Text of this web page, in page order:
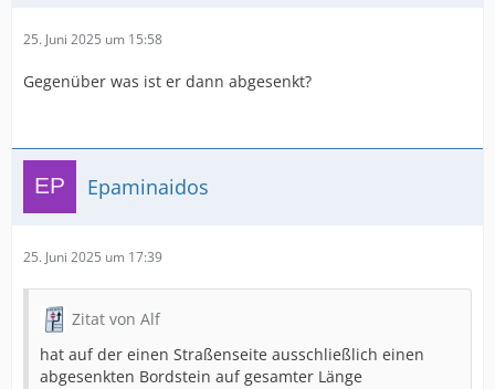
25. Juni 2025 um 15:58
Gegenüber was ist er dann abgesenkt?
Epaminaidos
25. Juni 2025 um 17:39
Zitat von Alf
hat auf der einen Straßenseite ausschließlich einen
abgesenkten Bordstein auf gesamter Länge